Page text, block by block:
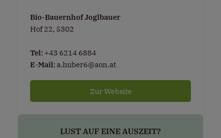
Bio-Bauernhof Joglbauer
Hof 22, 5302
Tel: +43 6214 6884
E-Mail: a.huber6@aon.at
Zur Website
LUST AUF EINE AUSZEIT?